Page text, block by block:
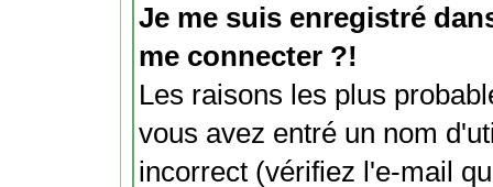
Je me suis enregistré
me connecter ?!
Les raisons les plus
vous avez entré un nom
incorrect (vérifiez l'e-mail